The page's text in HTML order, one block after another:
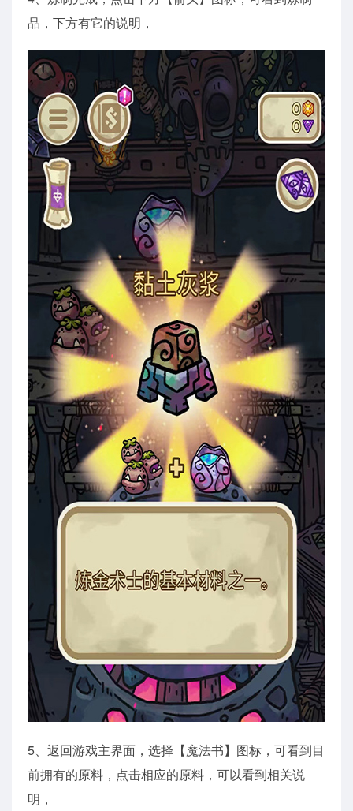
品，下方有它的说明，
5、返回游戏主界面，选择【魔法书】图标，可看到目
前拥有的原料，点击相应的原料，可以看到相关说
明，